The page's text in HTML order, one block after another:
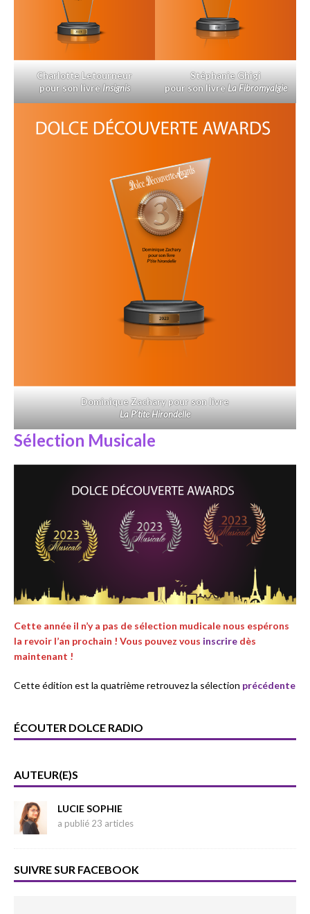
Charlotte Letourneur
pour son livreInsignis
Stéphanie Ghigi
pour son livreLa Fibromyalgie
Dominique Zachary pour son livre
La P’tite Hirondelle
Sélection Musicale
Cette année il n’y a pas de sélection mudicale nous espérons
la revoir l’an prochain ! Vous pouvez vous inscrire dès
maintenant !
Cette édition est la quatrième retrouvez la sélection précédente
ÉCOUTER DOLCE RADIO
AUTEUR(E)S
LUCIE SOPHIE
a publié 23 articles
SUIVRE SUR FACEBOOK